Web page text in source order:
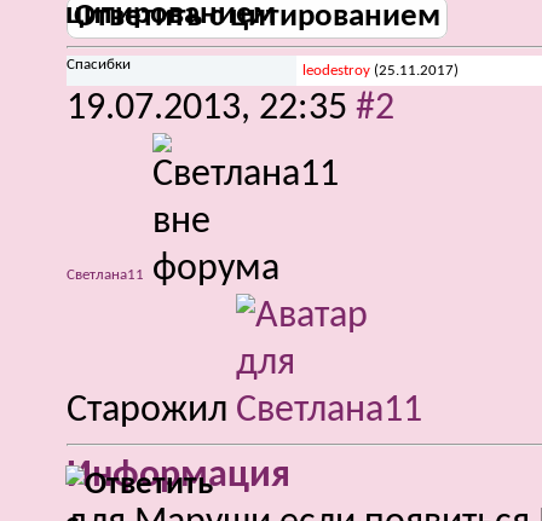
Ответить с цитированием
Спасибки leodestroy (25.11.2017)
19.07.2013, 22:35 #2
Светлана11
Старожил
Информация